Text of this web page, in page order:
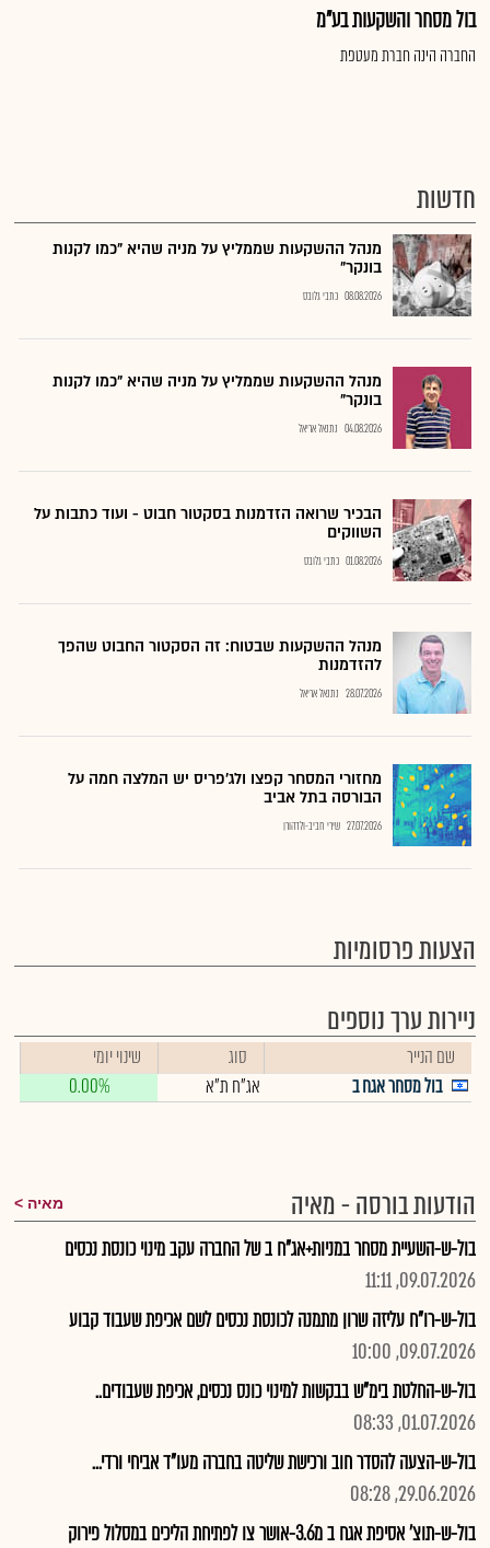
בול מסחר והשקעות בע"מ
החברה הינה חברת מעטפת
חדשות
מנהל ההשקעות שממליץ על מניה שהיא "כמו לקנות
בונקר"
08.08.2026 כתבי גלובס
מנהל ההשקעות שממליץ על מניה שהיא "כמו לקנות
בונקר"
04.08.2026 נתנאל אריאל
הבכיר שרואה הזדמנות בסקטור חבוט - ועוד כתבות על
השווקים
01.08.2026 כתבי גלובס
מנהל ההשקעות שבטוח: זה הסקטור החבוט שהפך
להזדמנות
28.07.2026 נתנאל אריאל
מחזורי המסחר קפצו ולג'פריס יש המלצה חמה על
הבורסה בתל אביב
27.07.2026 שירי חביב-ולדהורן
הצעות פרסומיות
ניירות ערך נוספים
שם הנייר סוג
שינוי יומי
בול מסחר אגח ב
אג"ח ת"א 0.00%
הודעות בורסה - מאיה מאיה
בול-ש-השעיית מסחר במניות+אג"ח ב של החברה עקב מינוי כונסת נכסים
09.07.2026, 11:11
בול-ש-רו"ח עליזה שרון מתמנה לכונסת נכסים לשם אכיפת שעבוד קבוע
09.07.2026, 10:00
בול-ש-החלטת בימ"ש בבקשות למינוי כונס נכסים, אכיפת שעבודים..
01.07.2026, 08:33
בול-ש-הצעה להסדר חוב ורכישת שליטה בחברה מעו"ד אביחי ורדי...
29.06.2026, 08:28
בול-ש-תוצ' אסיפת אגח ב מ3.6-אושר צו לפתיחת הליכים במסלול פירוק